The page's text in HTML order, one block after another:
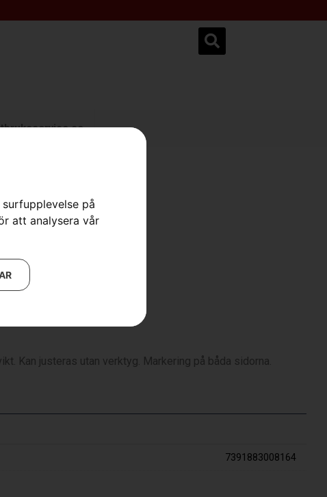
på
att analysera vår
,Skog
Kan justeras utan verktyg. Markering på båda sidorna.
7391883008164